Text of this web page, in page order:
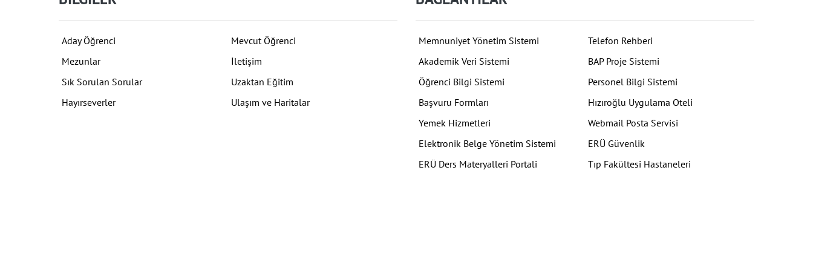
Aday Öğrenci
Mevcut Öğrenci
Mezunlar
İletişim
Sık Sorulan Sorular
Uzaktan Eğitim
Hayırseverler
Ulaşım ve Haritalar
Memnuniyet Yönetim Sistemi
Telefon Rehberi
Akademik Veri Sistemi
BAP Proje Sistemi
Öğrenci Bilgi Sistemi
Personel Bilgi Sistemi
Başvuru Formları
Hızıroğlu Uygulama Oteli
Yemek Hizmetleri
Webmail Posta Servisi
Elektronik Belge Yönetim Sistemi
ERÜ Güvenlik
ERÜ Ders Materyalleri Portali
Tıp Fakültesi Hastaneleri